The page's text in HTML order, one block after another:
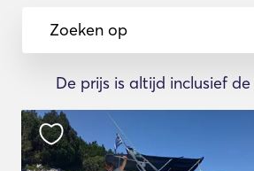
Zoeken op
De prijs is altijd inclusief